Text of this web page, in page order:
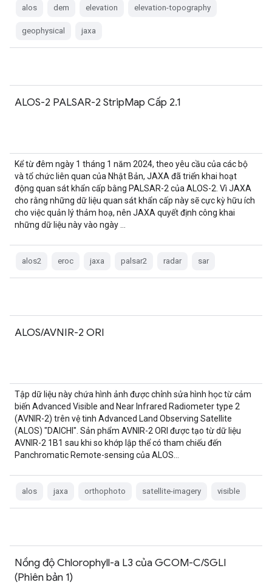
alos dem elevation elevation-topography
geophysical jaxa
ALOS-2 PALSAR-2 StripMap Cấp 2.1
Kể từ đêm ngày 1 tháng 1 năm 2024, theo yêu cầu của các bộ
và tổ chức liên quan của Nhật Bản, JAXA đã triển khai hoạt
động quan sát khẩn cấp bằng PALSAR-2 của ALOS-2. Vì JAXA
cho rằng những dữ liệu quan sát khẩn cấp này sẽ cực kỳ hữu ích
cho việc quản lý thảm hoạ, nên JAXA quyết định công khai
những dữ liệu này vào ngày …
alos2 eroc jaxa palsar2 radar sar
ALOS/AVNIR-2 ORI
Tập dữ liệu này chứa hình ảnh được chỉnh sửa hình học từ cảm
biến Advanced Visible and Near Infrared Radiometer type 2
(AVNIR-2) trên vệ tinh Advanced Land Observing Satellite
(ALOS) "DAICHI". Sản phẩm AVNIR-2 ORI được tạo từ dữ liệu
AVNIR-2 1B1 sau khi so khớp lập thể có tham chiếu đến
Panchromatic Remote-sensing của ALOS…
alos jaxa orthophoto satellite-imagery visible
Nồng độ Chlorophyll-a L3 của GCOM-C/SGLI
(Phiên bản 1)